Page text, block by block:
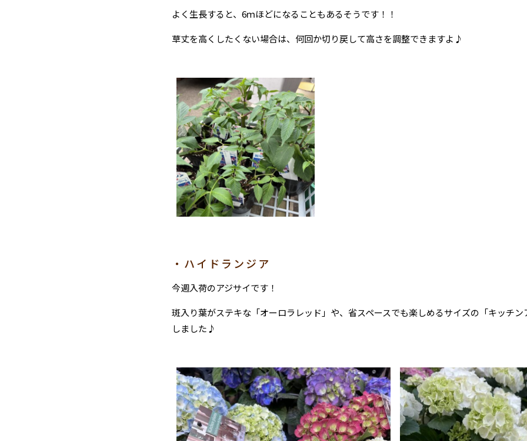
よく生長すると、6ｍほどになることもあるそうです！！
草丈を高くしたくない場合は、何回か切り戻して高さを調整できますよ♪
・ハイドランジア
今週入荷のアジサイです！
斑入り葉がステキな「オーロラレッド」や、省スペースでも楽しめるサイズの「キッチ
しました♪